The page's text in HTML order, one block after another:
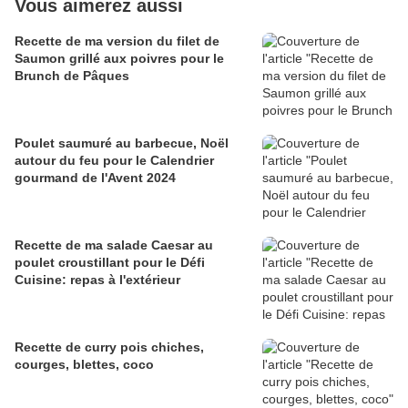
Vous aimerez aussi
Recette de ma version du filet de
Saumon grillé aux poivres pour le
Brunch de Pâques
Poulet saumuré au barbecue, Noël
autour du feu pour le Calendrier
gourmand de l'Avent 2024
Recette de ma salade Caesar au
poulet croustillant pour le Défi
Cuisine: repas à l'extérieur
Recette de curry pois chiches,
courges, blettes, coco